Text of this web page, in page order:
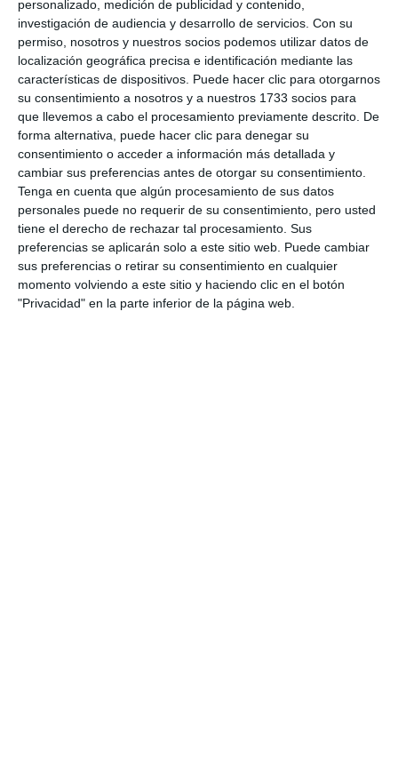
personalizado, medición de publicidad y contenido,
investigación de audiencia y desarrollo de servicios. Con su
permiso, nosotros y nuestros socios podemos utilizar datos de
localización geográfica precisa e identificación mediante las
características de dispositivos. Puede hacer clic para otorgarnos
su consentimiento a nosotros y a nuestros 1733 socios para
que llevemos a cabo el procesamiento previamente descrito. De
forma alternativa, puede hacer clic para denegar su
consentimiento o acceder a información más detallada y
cambiar sus preferencias antes de otorgar su consentimiento.
Tenga en cuenta que algún procesamiento de sus datos
personales puede no requerir de su consentimiento, pero usted
tiene el derecho de rechazar tal procesamiento. Sus
preferencias se aplicarán solo a este sitio web. Puede cambiar
sus preferencias o retirar su consentimiento en cualquier
momento volviendo a este sitio y haciendo clic en el botón
"Privacidad" en la parte inferior de la página web.
ha expresado en su cuenta de Facebook que ha
sentido “un enorme orgullo y una alegría inmensa” al
conocer la noticia. La regidora ha felicitado “muy
efusivamente al hermano mayor, Jorge Leal, y a
toda su junta de gobierno”, a lo que ha añadido que
“este honor no es solo un título que antecede al
nombre, sino que es un reconocimiento a una labor
cofrade, religiosa, cultural y social impecable a lo
largo de muchos años”.